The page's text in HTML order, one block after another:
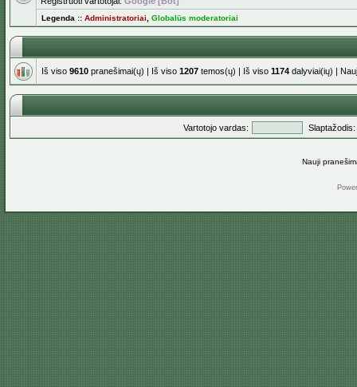
Legenda :: Administratoriai Globalūs moderatoriai
Iš viso 9610 pranešimai(ų) | Iš viso 1207 temos(ų) | Iš viso 1174 dalyviai(ių) |
Vartotojo vardas: Slaptažodis:
Nauji